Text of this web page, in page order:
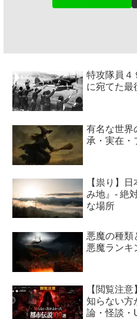
特攻隊員４
に宛てた最
有名な世界
承・実在・
【祟り】
み地』- 絶
な場所
悪魔の種類
悪魔ランキ
【閲覧注
知らない
論・怪談・